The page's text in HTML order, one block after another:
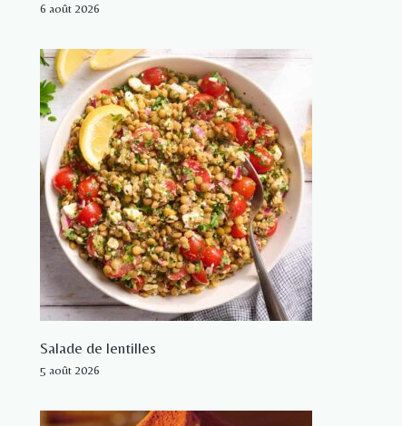
6 août 2026
Salade de lentilles
5 août 2026